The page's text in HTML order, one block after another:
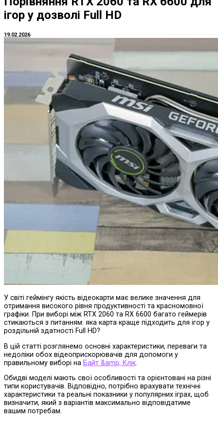
ігор у дозволі Full HD
19.02.2026
У світі геймінгу якість відеокарти має велике значення для
отримання високого рівня продуктивності та красномовної
графіки. При виборі між RTX 2060 та RX 6600 багато геймерів
стикаються з питанням: яка карта краще підходить для ігор у
роздільній здатності Full HD?
В цій статті розглянемо основні характеристики, переваги та
недоліки обох відеоприскорювачів для допомоги у
правильному виборі на Байт &amp; Клік.
Обидві моделі мають свої особливості та орієнтовані на різні
типи користувачів. Відповідно, потрібно врахувати технічні
характеристики та реальні показники у популярних іграх, щоб
визначити, який з варіантів максимально відповідатиме
вашим потребам.